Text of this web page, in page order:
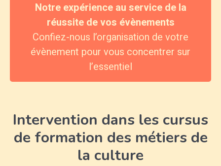
Notre expérience au service de la
réussite de vos évènements
Confiez-nous l’organisation de votre
évènement pour vous concentrer sur
l’essentiel
Intervention dans les cursus
de formation des métiers de
la culture